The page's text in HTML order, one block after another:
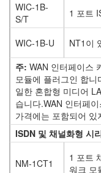
WIC-1B-
S/T
1 포트
WIC-1B-U
NT1이
주: WAN 인터페이스
모듈에 플러그인 합
일한 혼합형 미디어
습니다.WAN 인터페
가격에는 포함되어 있
ISDN 및 채널화형 시
NM-1CT1
1 포트
워크 모